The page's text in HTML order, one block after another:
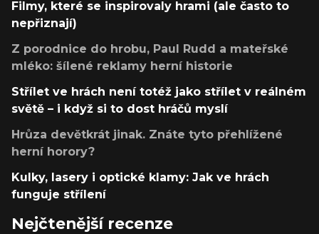
Filmy, které se inspirovaly hrami (ale často to
nepřiznají)
Z porodnice do hrobu, Paul Rudd a mateřské
mléko: šílené reklamy herní historie
Střílet ve hrách není totéž jako střílet v reálném
světě – i když si to dost hráčů myslí
Hrůza devětkrát jinak. Znáte tyto přehlížené
herní horory?
Kulky, lasery i optické klamy: Jak ve hrách
funguje střílení
Nejčtenější recenze